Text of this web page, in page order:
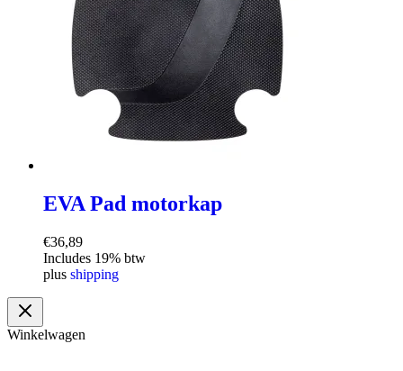
EVA Pad motorkap
€36,89
Includes 19% btw
plus shipping
Winkelwagen